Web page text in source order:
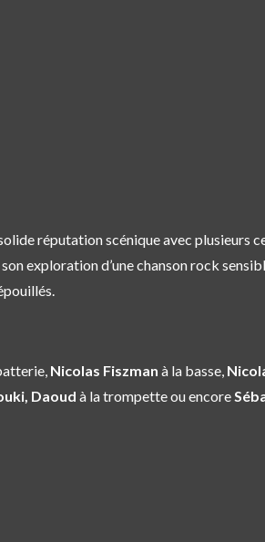
réputation scénique avec plusieurs
exploration d’une chanson rock
Nicolas Fiszman à la basse,
Daoud à la trompette ou encore